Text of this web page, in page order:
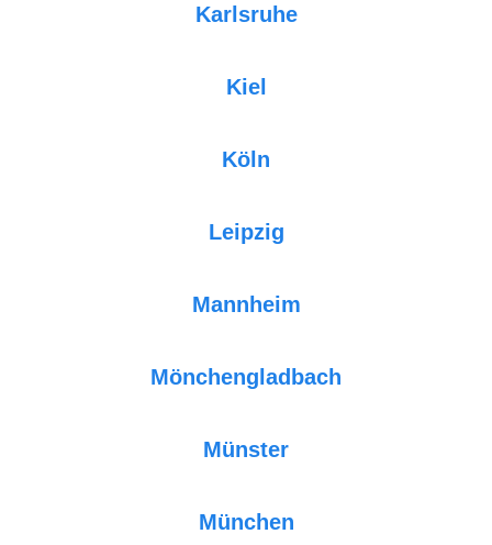
Karlsruhe
Kiel
Köln
Leipzig
Mannheim
Mönchengladbach
Münster
München